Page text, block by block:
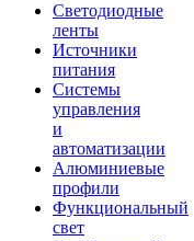
Светодиодные
ленты
Источники
питания
Системы
управления
и
автоматизации
Алюминиевые
профили
Функциональный
свет